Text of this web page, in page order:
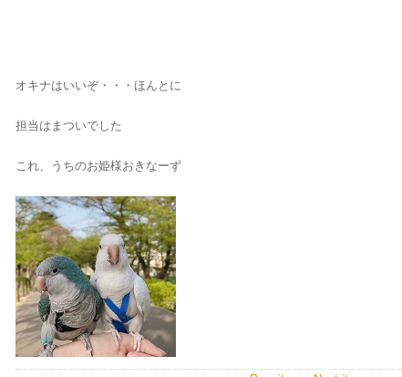
オキナはいいぞ・・・ほんとに
担当はまついでした
これ、うちのお姫様おきなーず